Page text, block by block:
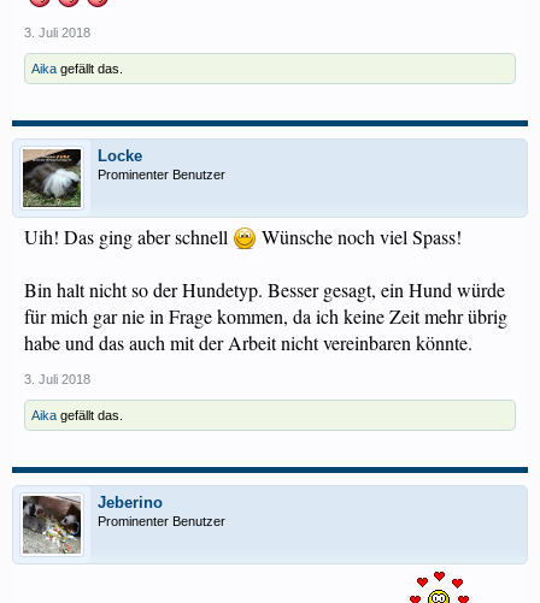
3. Juli 2018
Aika gefällt das.
Locke
Prominenter Benutzer
Uih! Das ging aber schnell Wünsche noch viel Spass!
Bin halt nicht so der Hundetyp. Besser gesagt, ein Hund würde
für mich gar nie in Frage kommen, da ich keine Zeit mehr übrig
habe und das auch mit der Arbeit nicht vereinbaren könnte.
3. Juli 2018
Aika gefällt das.
Jeberino
Prominenter Benutzer